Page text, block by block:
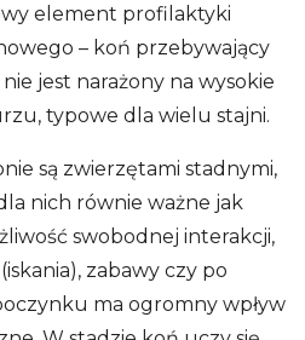
element profilaktyki
– koń przebywający
jest narażony na wysokie
typowe dla wielu stajni.
są zwierzętami stadnymi,
nich równie ważne jak
swobodnej interakcji,
zabawy czy po
ma ogromny wpływ